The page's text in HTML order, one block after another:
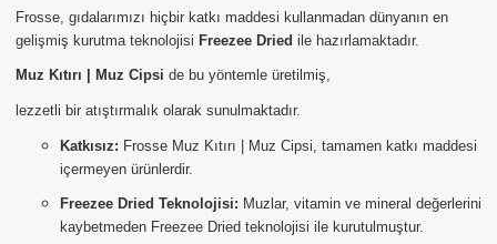
Frosse, gıdalarımızı hiçbir katkı maddesi kullanmadan dünyanın en
gelişmiş kurutma teknolojisi Freezee Dried ile hazırlamaktadır.
Muz Kıtırı | Muz Cipsi de bu yöntemle üretilmiş,
lezzetli bir atıştırmalık olarak sunulmaktadır.
Katkısız: Frosse Muz Kıtırı | Muz Cipsi, tamamen katkı maddesi
içermeyen ürünlerdir.
Freezee Dried Teknolojisi: Muzlar, vitamin ve mineral değerlerini
kaybetmeden Freezee Dried teknolojisi ile kurutulmuştur.
AYNI GÜN
TESLİMAT
ÜRÜNLERİ
Sepetinizde AYNI GÜN TESLİMAT
ürünü bulunduğu için AYNI GÜN